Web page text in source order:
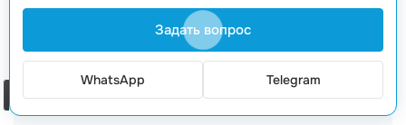
Погружения в корпоративные ценности:
узнать о внутренних политиках и процедурах, проходя
интерактивные тесты.
Задать вопрос
WhatsApp Telegram
Заказать звонок